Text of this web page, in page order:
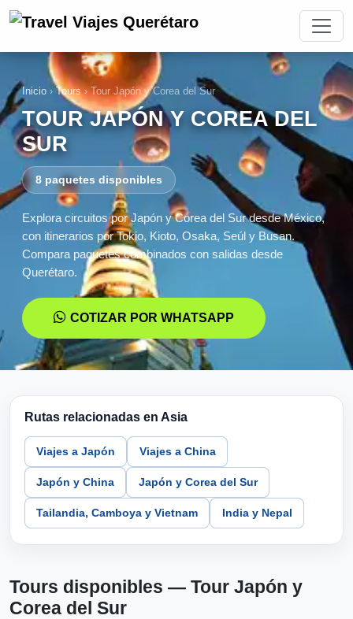
Inicio ›Tours ›Tour Japón y Corea del Sur
TOUR JAPÓN Y COREA DEL
SUR
8 paquetes disponibles
Explora circuitos por Japón y Corea del Sur desde México,
con itinerarios por Tokio, Kioto, Osaka, Seúl y Busan.
Compara paquetes combinados con salidas desde
Querétaro.
COTIZAR POR WHATSAPP
Rutas relacionadas en Asia
Viajes a Japón Viajes a China
Japón y China Japón y Corea del Sur
Tailandia, Camboya y Vietnam India y Nepal
Tours disponibles — Tour Japón y
Corea del Sur